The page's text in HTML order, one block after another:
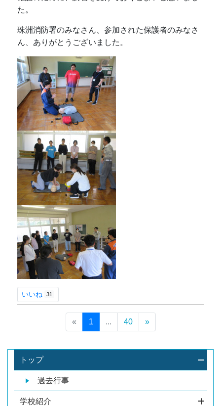
トップ
過去行事
学校紹介
た。
珠洲消防署のみなさん、参加された保護者のみなさ
ん、ありがとうございました。
いいね 31
« 1 ... 40 »